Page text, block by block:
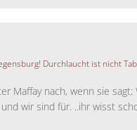
Durchlaucht ist nicht
Maffay nach, wenn sie
wir sind für. ..ihr wisst